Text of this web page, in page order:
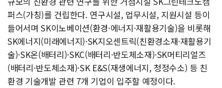
퍼스(가칭)를 건립한다. 연구시설, 업무시설, 지원시설 등이
들어서며 SK이노베이션(환경·에너지·재활용기술)을 비롯해
SK에너지(미래에너지)·SK지오센트릭(친환경소재·재활용기
술)·SK온(배터리)·SKC(배터리·반도체소재)·SK머티리얼즈
(배터리·반도체소재)·SK E&S(재생에너지, 청정수소) 등 친
환경 기술개발 관련 7개 기업이 입주할 예정이다.